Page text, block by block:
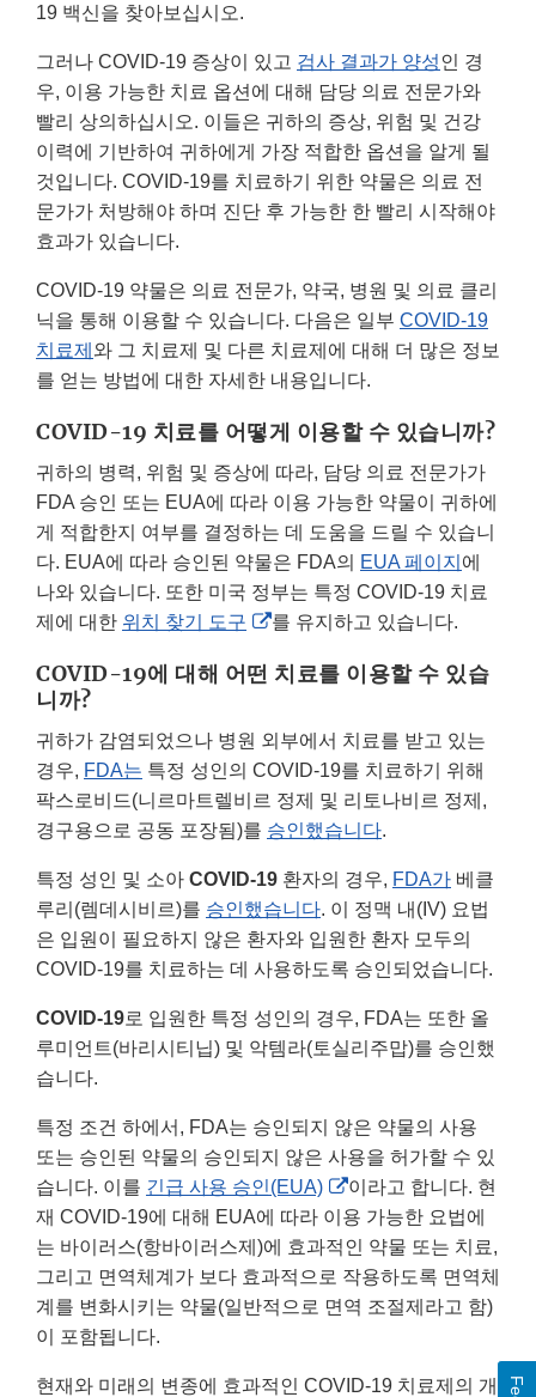
19 백신을 찾아보십시오.
그러나 COVID-19 증상이 있고 검사 결과가 양성인 경
우, 이용 가능한 치료 옵션에 대해 담당 의료 전문가와
빨리 상의하십시오. 이들은 귀하의 증상, 위험 및 건강
이력에 기반하여 귀하에게 가장 적합한 옵션을 알게 될
것입니다. COVID-19를 치료하기 위한 약물은 의료 전
문가가 처방해야 하며 진단 후 가능한 한 빨리 시작해야
효과가 있습니다.
COVID-19 약물은 의료 전문가, 약국, 병원 및 의료 클리
닉을 통해 이용할 수 있습니다. 다음은 일부 COVID-19
치료제 와 그 치료제 및 다른 치료제에 대해 더 많은 정보
를 얻는 방법에 대한 자세한 내용입니다.
COVID-19 치료를 어떻게 이용할 수 있습니까?
귀하의 병력, 위험 및 증상에 따라, 담당 의료 전문가가
FDA 승인 또는 EUA에 따라 이용 가능한 약물이 귀하에
게 적합한지 여부를 결정하는 데 도움을 드릴 수 있습니
다. EUA에 따라 승인된 약물은 FDA의 EUA 페이지 에
나와 있습니다. 또한 미국 정부는 특정 COVID-19 치료
제에 대한 위치 찾기 도구
External
Disclaimer
를 유지하고 있습니다.
COVID-19에 대해 어떤 치료를 이용할 수 있습
니까?
귀하가 감염되었으나 병원 외부에서 치료를 받고 있는
경우, FDA는 특정 성인의 COVID-19를 치료하기 위해
팍스로비드(니르마트렐비르 정제 및 리토나비르 정제,
경구용으로 공동 포장됨)를 승인했습니다.
특정 성인 및 소아 COVID-19 환자의 경우, FDA가 베클
루리(렘데시비르)를 승인했습니다. 이 정맥 내(IV) 요법
은 입원이 필요하지 않은 환자와 입원한 환자 모두의
COVID-19를 치료하는 데 사용하도록 승인되었습니다.
COVID-19로 입원한 특정 성인의 경우, FDA는 또한 올
루미언트(바리시티닙) 및 악템라(토실리주맙)를 승인했
습니다.
특정 조건 하에서, FDA는 승인되지 않은 약물의 사용
또는 승인된 약물의 승인되지 않은 사용을 허가할 수 있
습니다. 이를 긴급 사용 승인(EUA)
External
Link
Disclaimer
이라고 합니다. 현
재 COVID-19에 대해 EUA에 따라 이용 가능한 요법에
는 바이러스(항바이러스제)에 효과적인 약물 또는 치료,
그리고 면역체계가 보다 효과적으로 작용하도록 면역체
계를 변화시키는 약물(일반적으로 면역 조절제라고 함)
이 포함됩니다.
현재와 미래의 변종에 효과적인 COVID-19 치료제의 개